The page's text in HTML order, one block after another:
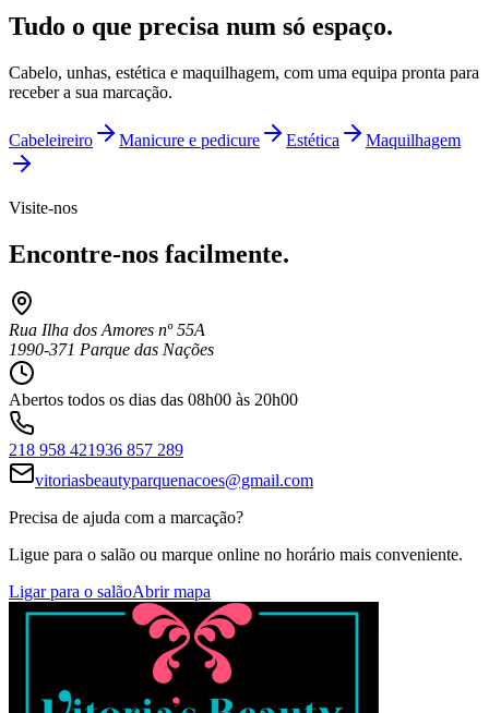
Tudo o que precisa num só espaço.
Cabelo, unhas, estética e maquilhagem, com uma equipa pronta para
receber a sua marcação.
Cabeleireiro Manicure e pedicure Estética Maquilhagem
Visite-nos
Encontre-nos facilmente.
Rua Ilha dos Amores nº 55A
1990-371 Parque das Nações
Abertos todos os dias das 08h00 às 20h00
218 958 421936 857 289
vitoriasbeautyparquenacoes@gmail.com
Precisa de ajuda com a marcação?
Ligue para o salão ou marque online no horário mais conveniente.
Ligar para o salãoAbrir mapa